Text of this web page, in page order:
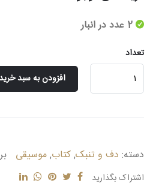
تعداد
آموزش
تمبک
افزودن به سبد
دسته: دف و تنبک,کتاب,موسیقی
اشتراک بگذارید